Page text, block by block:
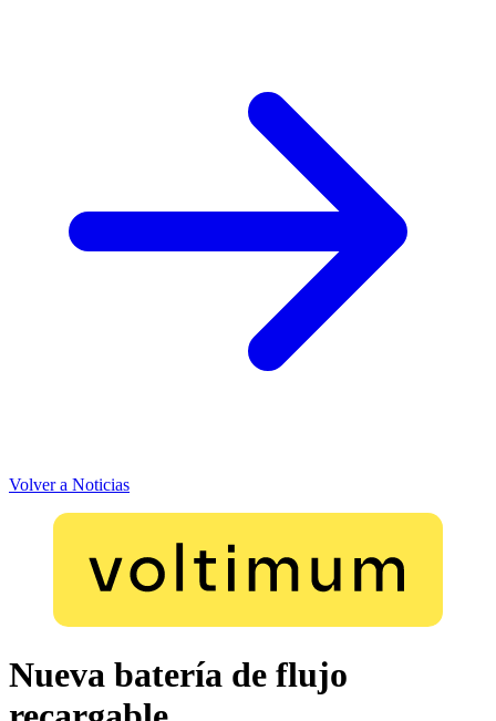
Volver a Noticias
Nueva batería de flujo